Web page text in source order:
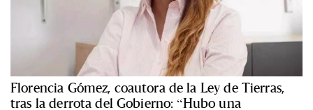
Florencia Gómez, coautora de la Ley de Tierras,
tras la derrota del Gobierno: “Hubo una